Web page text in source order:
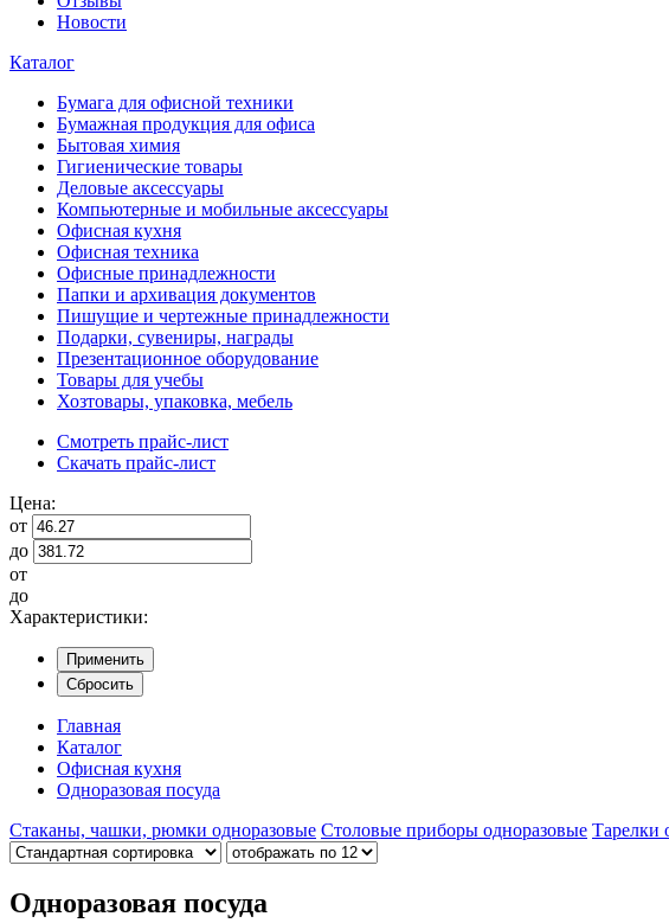
Новости
Каталог
Бумага для офисной техники
Бумажная продукция для офиса
Бытовая химия
Гигиенические товары
Деловые аксессуары
Компьютерные и мобильные аксессуары
Офисная кухня
Офисная техника
Офисные принадлежности
Папки и архивация документов
Пишущие и чертежные принадлежности
Подарки, сувениры, награды
Презентационное оборудование
Товары для учебы
Хозтовары, упаковка, мебель
Смотреть прайс-лист
Скачать прайс-лист
Цена:
от
до
от
до
Характеристики:
Применить
Сбросить
Главная
Каталог
Офисная кухня
Одноразовая посуда
Стаканы, чашки, рюмки одноразовые Столовые приборы одноразовые Тарелки
Одноразовая посуда